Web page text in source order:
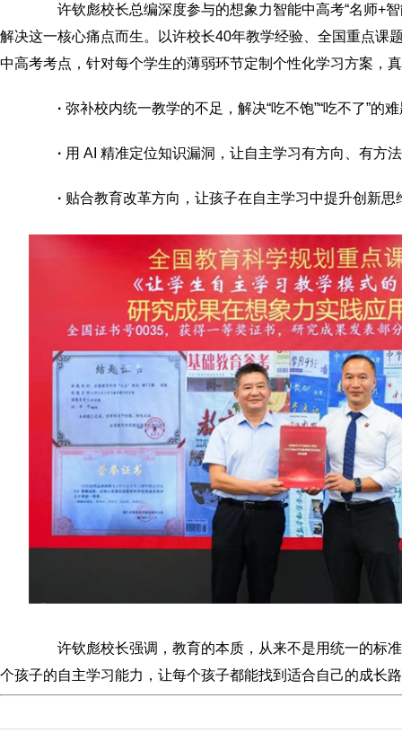
许钦彪校长总编深度参与的想象力智能中高考“名师+智
解决这一核心痛点而生。以许校长40年教学经验、全国重点课
中高考考点，针对每个学生的薄弱环节定制个性化学习方案，
· 弥补校内统一教学的不足，解决“吃不饱”“吃不了”的
· 用 AI 精准定位知识漏洞，让自主学习有方向、有方
· 贴合教育改革方向，让孩子在自主学习中提升创新思
许钦彪校长强调，教育的本质，从来不是用统一的标准
个孩子的自主学习能力，让每个孩子都能找到适合自己的成长